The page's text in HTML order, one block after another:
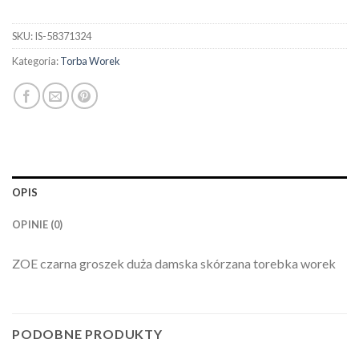
SKU:IS-58371324
Kategoria:Torba Worek
OPIS
OPINIE (0)
ZOE czarna groszek duża damska skórzana torebka worek
PODOBNE PRODUKTY